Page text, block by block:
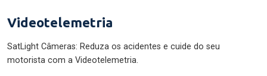
Videotelemetria
SatLight Câmeras: Reduza os acidentes e cuide do seu
motorista com a Videotelemetria.